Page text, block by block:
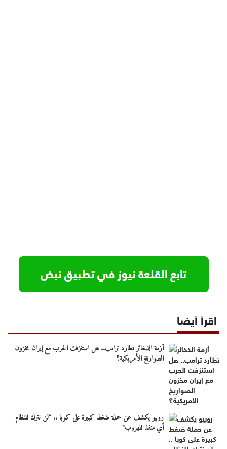
اقرأ أيضا
أزمة الذخائر تطارد ترامب.. هل استنزفت الحرب مع إيران مخزون
الصواريخ الأمريكية؟
روبيو يكشف عن حملة ضغط كبيرة على كوبا .. "لن نترك للنظام
أي منفذ للهروب"